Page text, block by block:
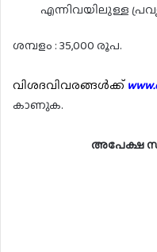
എന്നിവയിലുള്ള
ശമ്പളം : 35,000 രൂപ.
വിശദവിവരങ്ങൾക്ക്
കാണുക.
അപേക്ഷ